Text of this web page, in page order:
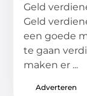
Geld
Geld
een goede
te gaan
maken er ...
Adverteren